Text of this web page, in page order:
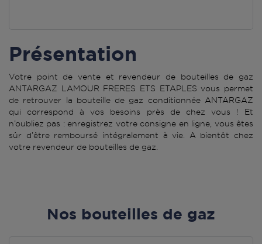
Présentation
Votre point de vente et revendeur de bouteilles de gaz
ANTARGAZ LAMOUR FRERES ETS ETAPLES vous permet
de retrouver la bouteille de gaz conditionnée ANTARGAZ
qui correspond à vos besoins près de chez vous ! Et
n’oubliez pas : enregistrez votre consigne en ligne, vous êtes
sûr d’être remboursé intégralement à vie. A bientôt chez
votre revendeur de bouteilles de gaz.
Nos bouteilles de gaz